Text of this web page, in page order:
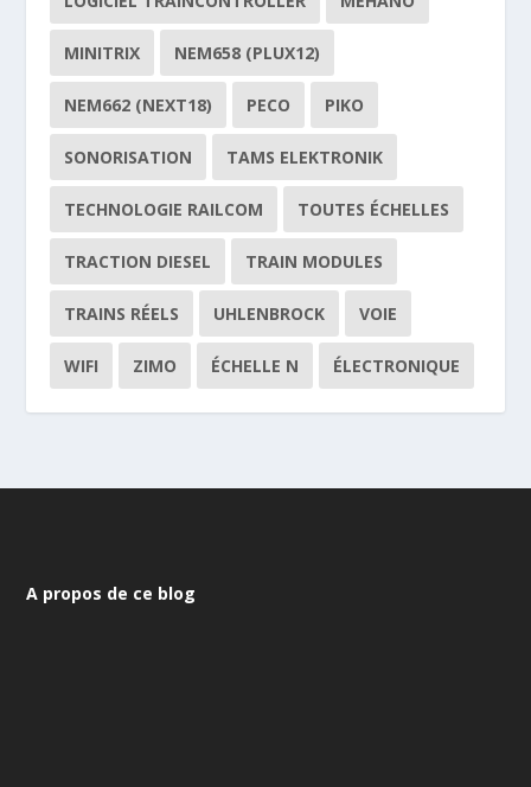
MINITRIX NEM658 (PLUX12)
NEM662 (NEXT18) PECO PIKO
SONORISATION TAMS ELEKTRONIK
TECHNOLOGIE RAILCOM TOUTES ÉCHELLES
TRACTION DIESEL TRAIN MODULES
TRAINS RÉELS UHLENBROCK VOIE
WIFI ZIMO ÉCHELLE N ÉLECTRONIQUE
A propos de ce blog